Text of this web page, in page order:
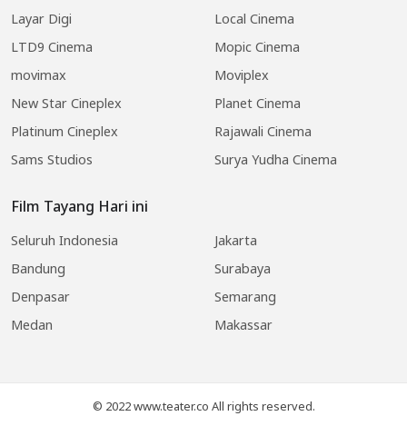
Layar Digi
Local Cinema
LTD9 Cinema
Mopic Cinema
movimax
Moviplex
New Star Cineplex
Planet Cinema
Platinum Cineplex
Rajawali Cinema
Sams Studios
Surya Yudha Cinema
Film Tayang Hari ini
Seluruh Indonesia
Jakarta
Bandung
Surabaya
Denpasar
Semarang
Medan
Makassar
© 2022 www.teater.co All rights reserved.